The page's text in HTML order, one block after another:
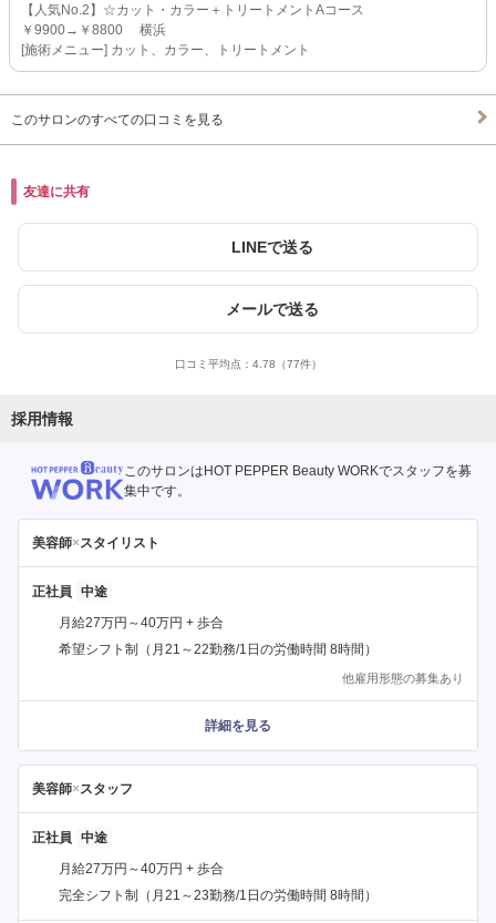
【人気No.2】☆カット・カラー＋トリートメントAコース
￥9900→￥8800 横浜
[施術メニュー] カット、カラー、トリートメント
このサロンのすべての口コミを見る
友達に共有
LINEで送る
メールで送る
口コミ平均点： 4.78 （77件）
採用情報
このサロンはHOT PEPPER Beauty WORKでスタッフを募
集中です。
美容師× スタイリスト
正社員
月給27万円～40万円 + 歩合
希望シフト制（月21～22勤務/1日の労働時間 8時間）
他雇用形態の募集あり
詳細を見る
美容師× スタッフ
正社員
月給27万円～40万円 + 歩合
完全シフト制（月21～23勤務/1日の労働時間 8時間）